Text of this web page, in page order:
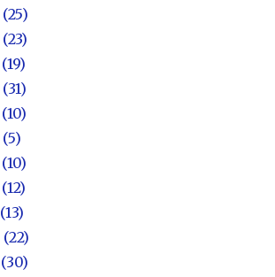
(25)
(23)
(19)
(31)
(10)
(5)
(10)
(12)
(13)
(22)
(30)